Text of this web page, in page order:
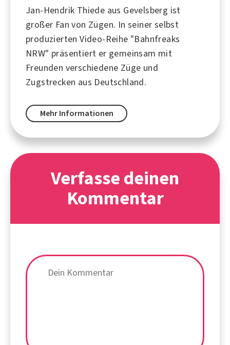
Jan-Hendrik Thiede aus Gevelsberg ist
großer Fan von Zügen. In seiner selbst
produzierten Video-Reihe "Bahnfreaks
NRW" präsentiert er gemeinsam mit
Freunden verschiedene Züge und
Zugstrecken aus Deutschland.
Mehr Informationen
Verfasse deinen
Kommentar